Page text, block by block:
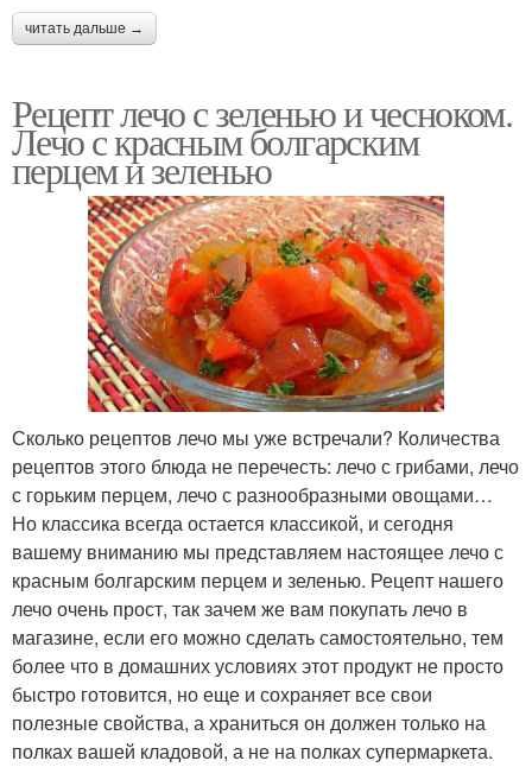
читать дальше →
Рецепт лечо с зеленью и чесноком.
Лечо с красным болгарским
перцем и зеленью
Сколько рецептов лечо мы уже встречали? Количества
рецептов этого блюда не перечесть: лечо с грибами, лечо
с горьким перцем, лечо с разнообразными овощами…
Но классика всегда остается классикой, и сегодня
вашему вниманию мы представляем настоящее лечо с
красным болгарским перцем и зеленью. Рецепт нашего
лечо очень прост, так зачем же вам покупать лечо в
магазине, если его можно сделать самостоятельно, тем
более что в домашних условиях этот продукт не просто
быстро готовится, но еще и сохраняет все свои
полезные свойства, а храниться он должен только на
полках вашей кладовой, а не на полках супермаркета.